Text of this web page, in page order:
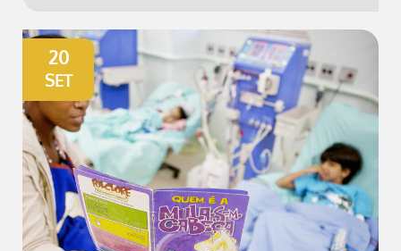
20
SET